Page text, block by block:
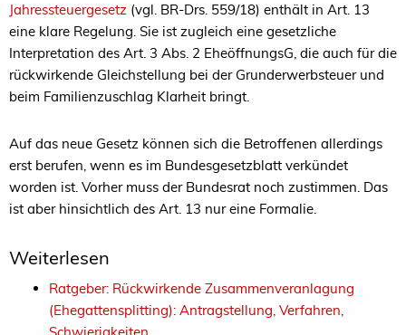
Jahressteuergesetz (vgl. BR-Drs. 559/18) enthält in Art. 13
eine klare Regelung. Sie ist zugleich eine gesetzliche
Interpretation des Art. 3 Abs. 2 EheöffnungsG, die auch für die
rückwirkende Gleichstellung bei der Grunderwerbsteuer und
beim Familienzuschlag Klarheit bringt.
Auf das neue Gesetz können sich die Betroffenen allerdings
erst berufen, wenn es im Bundesgesetzblatt verkündet
worden ist. Vorher muss der Bundesrat noch zustimmen. Das
ist aber hinsichtlich des Art. 13 nur eine Formalie.
Weiterlesen
Ratgeber: Rückwirkende Zusammenveranlagung
(Ehegattensplitting): Antragstellung, Verfahren,